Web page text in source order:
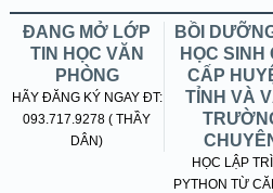
ĐANG MỞ LỚP
TIN HỌC VĂN
PHÒNG
HÃY ĐĂNG KÝ NGAY ĐT:
093.717.9278 ( THẦY
DÂN)
BỒI
HỌC SINH
CẤP
TỈNH VÀ
HỌC LẬP
PYTHON TỪ